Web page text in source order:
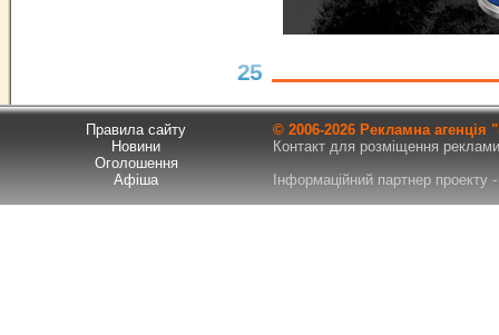
25
Правила сайту
Новини
Оголошення
Афіша
© 2006-2026 Рекламна
Контакт для розміщення
Інформаційний партнер проекту